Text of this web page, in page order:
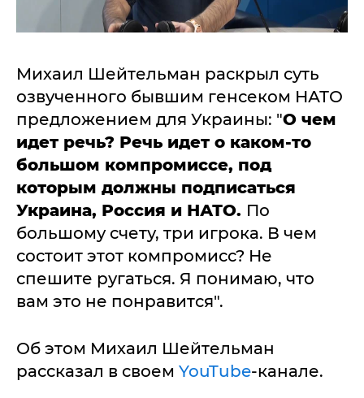
Михаил Шейтельман раскрыл суть
озвученного бывшим генсеком НАТО
предложением для Украины: "О чем
идет речь? Речь идет о каком-то
большом компромиссе, под
которым должны подписаться
Украина, Россия и НАТО. По
большому счету, три игрока. В чем
состоит этот компромисс? Не
спешите ругаться. Я понимаю, что
вам это не понравится".
Об этом Михаил Шейтельман
рассказал в своем YouTube-канале.